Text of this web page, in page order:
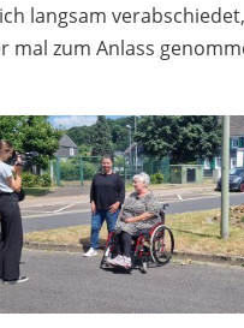
langsam
mal zum Anlass